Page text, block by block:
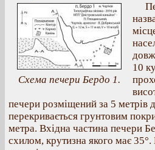
Схема печери Бердо 1.
10
печери розміщений за 5 метрів
перекривається грунтовим
метра. Вхідна частина печери
схилом, крутизна якого має